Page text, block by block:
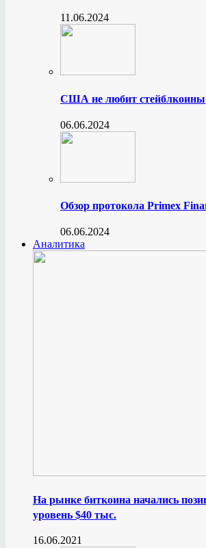
11.06.2024
США не любит стейблкоины
06.06.2024
Обзор протокола Primex
06.06.2024
Аналитика
На рынке биткоина начались
уровень $40 тыс.
16.06.2021